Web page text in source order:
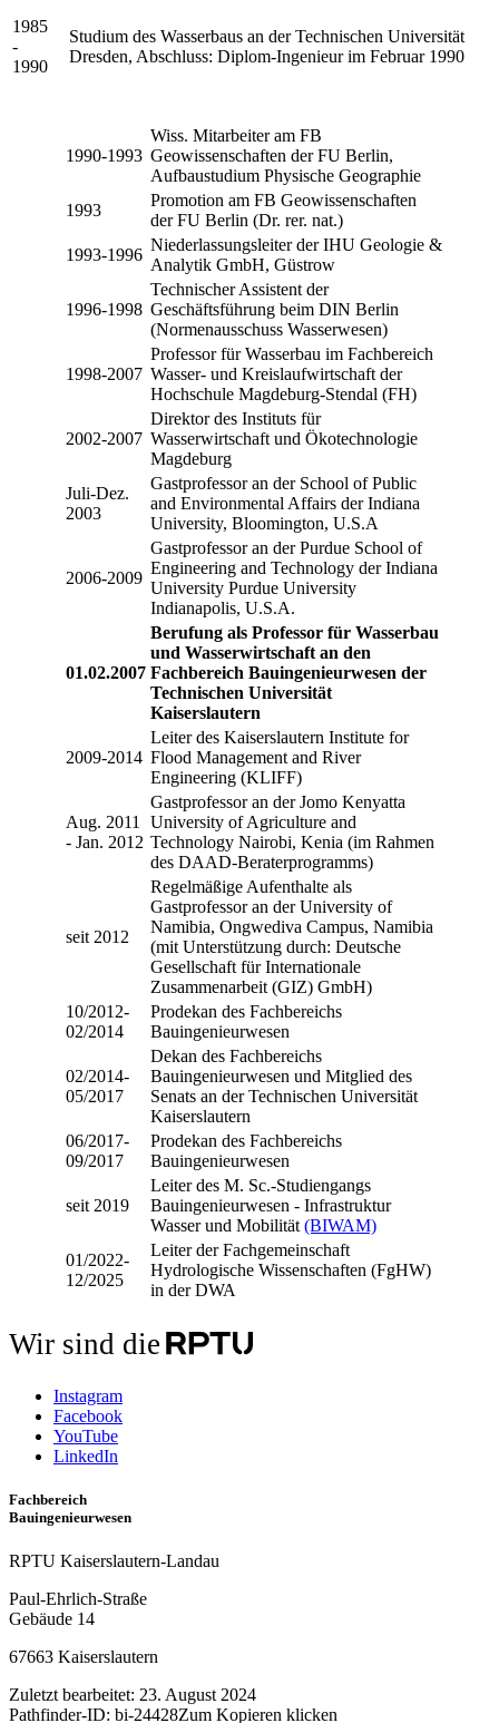
1985
-
1990
Studium des Wasserbaus an der Technischen Universität
Dresden, Abschluss: Diplom-Ingenieur im Februar 1990
1990-1993
Wiss. Mitarbeiter am FB
Geowissenschaften der FU Berlin,
Aufbaustudium Physische Geographie
1993
Promotion am FB Geowissenschaften
der FU Berlin (Dr. rer. nat.)
1993-1996
Niederlassungsleiter der IHU Geologie &
Analytik GmbH, Güstrow
1996-1998
Technischer Assistent der
Geschäftsführung beim DIN Berlin
(Normenausschuss Wasserwesen)
1998-2007
Professor für Wasserbau im Fachbereich
Wasser- und Kreislaufwirtschaft der
Hochschule Magdeburg-Stendal (FH)
2002-2007
Direktor des Instituts für
Wasserwirtschaft und Ökotechnologie
Magdeburg
Juli-Dez.
2003
Gastprofessor an der School of Public
and Environmental Affairs der Indiana
University, Bloomington, U.S.A
2006-2009
Gastprofessor an der Purdue School of
Engineering and Technology der Indiana
University Purdue University
Indianapolis, U.S.A.
01.02.2007
Berufung als Professor für Wasserbau
und Wasserwirtschaft an den
Fachbereich Bauingenieurwesen der
Technischen Universität
Kaiserslautern
2009-2014
Leiter des Kaiserslautern Institute for
Flood Management and River
Engineering (KLIFF)
Aug. 2011
- Jan. 2012
Gastprofessor an der Jomo Kenyatta
University of Agriculture and
Technology Nairobi, Kenia (im Rahmen
des DAAD-Beraterprogramms)
seit 2012
Regelmäßige Aufenthalte als
Gastprofessor an der University of
Namibia, Ongwediva Campus, Namibia
(mit Unterstützung durch: Deutsche
Gesellschaft für Internationale
Zusammenarbeit (GIZ) GmbH)
10/2012-
02/2014
Prodekan des Fachbereichs
Bauingenieurwesen
02/2014-
05/2017
Dekan des Fachbereichs
Bauingenieurwesen und Mitglied des
Senats an der Technischen Universität
Kaiserslautern
06/2017-
09/2017
Prodekan des Fachbereichs
Bauingenieurwesen
seit 2019
Leiter des M. Sc.-Studiengangs
Bauingenieurwesen - Infrastruktur
Wasser und Mobilität (BIWAM)
01/2022-
12/2025
Leiter der Fachgemeinschaft
Hydrologische Wissenschaften (FgHW)
in der DWA
Wir sind die
Instagram
Facebook
YouTube
LinkedIn
Fachbereich
Bauingenieurwesen
RPTU Kaiserslautern-Landau
Paul-Ehrlich-Straße
Gebäude 14
67663 Kaiserslautern
Zuletzt bearbeitet: 23. August 2024
Pathfinder-ID: bi-24428Zum Kopieren klicken